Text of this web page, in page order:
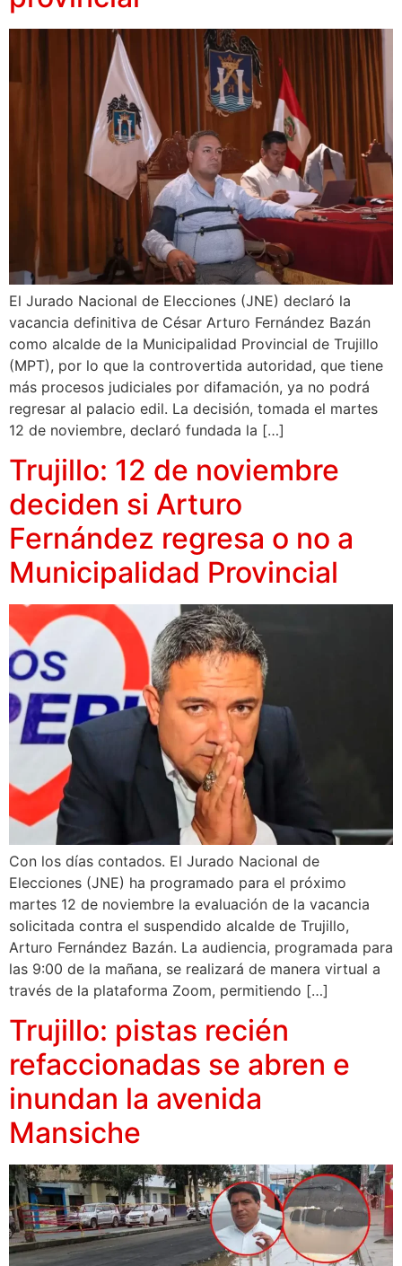
El Jurado Nacional de Elecciones (JNE) declaró la
vacancia definitiva de César Arturo Fernández Bazán
como alcalde de la Municipalidad Provincial de Trujillo
(MPT), por lo que la controvertida autoridad, que tiene
más procesos judiciales por difamación, ya no podrá
regresar al palacio edil. La decisión, tomada el martes
12 de noviembre, declaró fundada la […]
Trujillo: 12 de noviembre
deciden si Arturo
Fernández regresa o no a
Municipalidad Provincial
Con los días contados. El Jurado Nacional de
Elecciones (JNE) ha programado para el próximo
martes 12 de noviembre la evaluación de la vacancia
solicitada contra el suspendido alcalde de Trujillo,
Arturo Fernández Bazán. La audiencia, programada para
las 9:00 de la mañana, se realizará de manera virtual a
través de la plataforma Zoom, permitiendo […]
Trujillo: pistas recién
refaccionadas se abren e
inundan la avenida
Mansiche